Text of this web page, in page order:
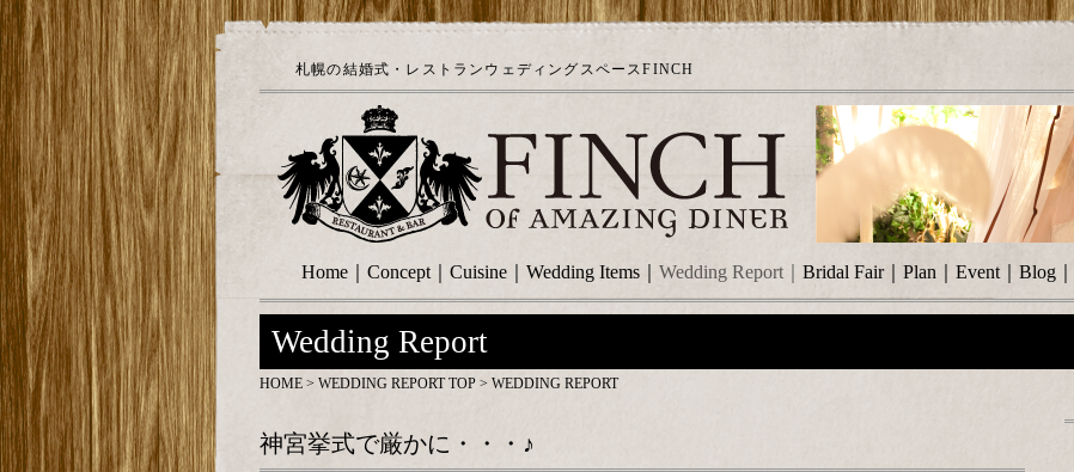
札幌の結婚式・レストランウェディングスペースFINCH
Home Concept Cuisine Wedding Items Wedding Report Bridal Fair｜ Plan Event Blog
Wedding Report
HOME > WEDDING REPORT TOP > WEDDING REPORT
神宮挙式で厳かに・・・♪